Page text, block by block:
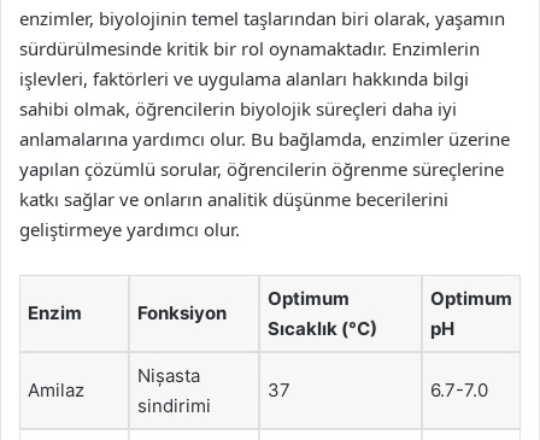
enzimler, biyolojinin temel taşlarından biri olarak, yaşamın
sürdürülmesinde kritik bir rol oynamaktadır. Enzimlerin
işlevleri, faktörleri ve uygulama alanları hakkında bilgi
sahibi olmak, öğrencilerin biyolojik süreçleri daha iyi
anlamalarına yardımcı olur. Bu bağlamda, enzimler üzerine
yapılan çözümlü sorular, öğrencilerin öğrenme süreçlerine
katkı sağlar ve onların analitik düşünme becerilerini
geliştirmeye yardımcı olur.
Enzim Fonksiyon
Optimum
Sıcaklık (°C)
Optimum
pH
Amilaz
Nișasta
sindirimi
37 6.7-7.0